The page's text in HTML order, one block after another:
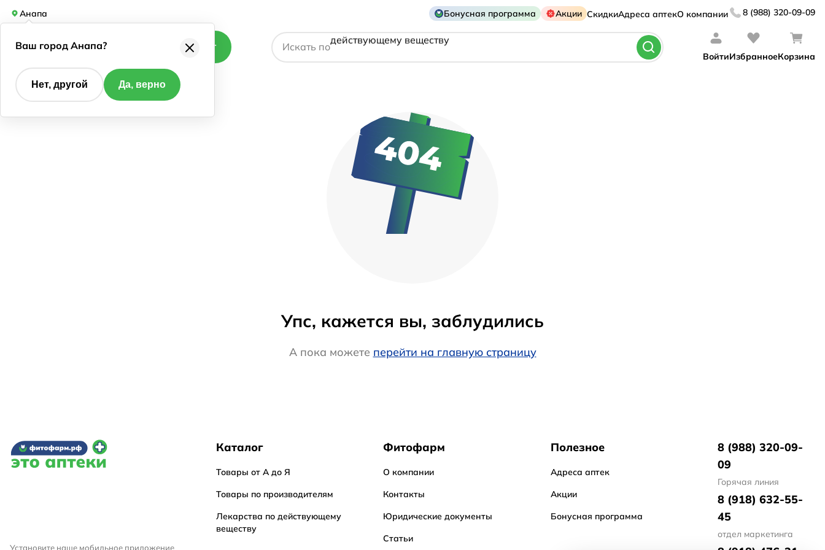
Анапа Бонусная программа Акции СкидкиАдреса аптекО компании 8 (988) 320-09-09
Каталог Искать по
действующему веществу
производителю
ВойтиИзбранноеКорзина
Упс, кажется вы, заблудились
А пока можете перейти на главную страницу
Установите наше мобильное приложение
Каталог
Товары от А до Я
Товары по производителям
Лекарства по действующему
веществу
Фитофарм
О компании
Контакты
Юридические документы
Статьи
Полезное
Адреса аптек
Акции
Бонусная программа
8 (988) 320-09-
09
Горячая линия
8 (918) 632-55-
45
отдел маркетинга
Ваш город Анапа?
Нет, другой Да, верно